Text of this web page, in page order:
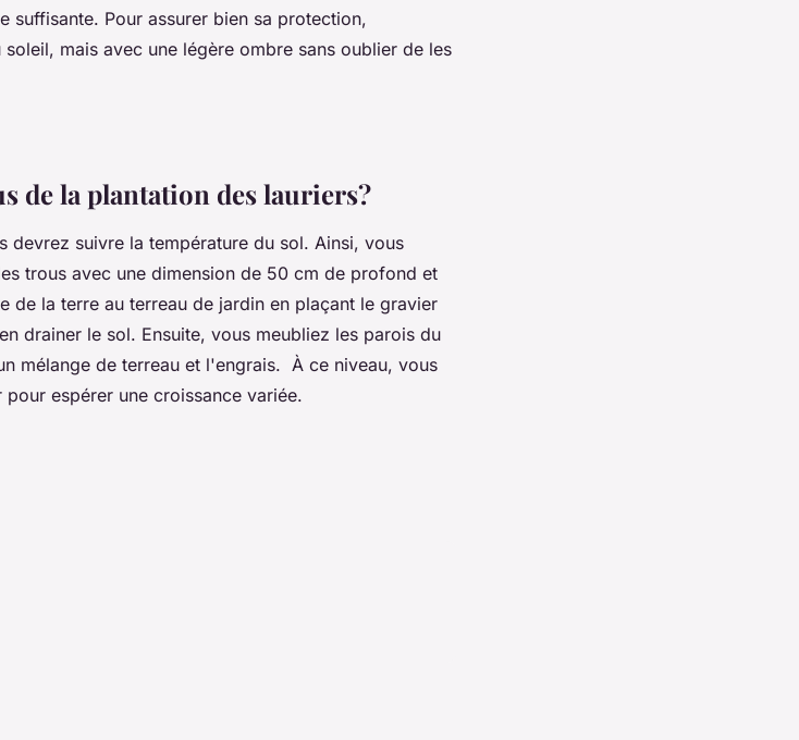
suffisante. Pour assurer bien sa protection,
mais avec une légère ombre sans oublier de les
de la plantation des lauriers?
devrez suivre la température du sol. Ainsi, vous
trous avec une dimension de 50 cm de profond et
de la terre au terreau de jardin en plaçant le gravier
drainer le sol. Ensuite, vous meubliez les parois du
mélange de terreau et l'engrais. À ce niveau, vous
espérer une croissance variée.